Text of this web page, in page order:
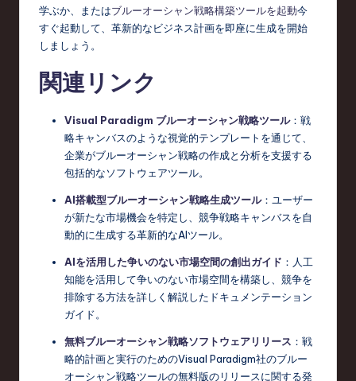
学ぶか、またはブルーオーシャン戦略構築ツールを起動今
すぐ起動して、革新的なビジネス計画を即座に生成を開始
しましょう。
関連リンク
Visual Paradigm ブルーオーシャン戦略ツール：戦
略キャンバスのような視覚的テンプレートを通じて、
企業がブルーオーシャン戦略の作成と分析を支援する
包括的なソフトウェアツール。
AI搭載型ブルーオーシャン戦略生成ツール：ユーザー
が新たな市場機会を特定し、競争戦略キャンバスを自
動的に生成する革新的なAIツール。
AIを活用した争いのない市場空間の創出ガイド ：人工
知能を活用して争いのない市場空間を構築し、競争を
排除する方法を詳しく解説したドキュメンテーション
ガイド。
無料ブルーオーシャン戦略ソフトウェアリリース ：戦
略的計画と実行のためのVisual Paradigm社のブルー
オーシャン戦略ツールの無料版のリリースに関する発